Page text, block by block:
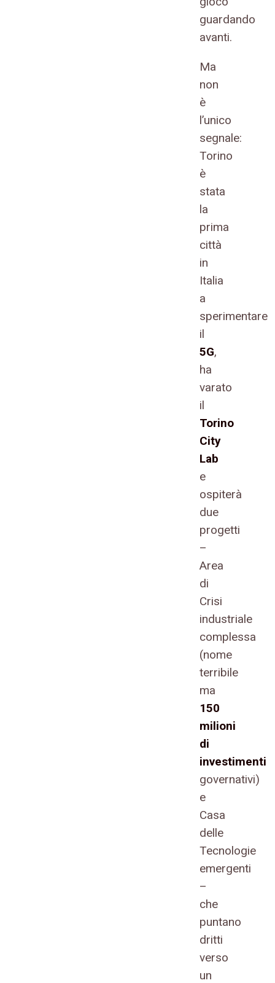
guardando
avanti.
Ma
non
è
l’unico
segnale:
Torino
è
stata
la
prima
città
in
Italia
a
sperimentare
il
5G,
ha
varato
il
Torino
City
Lab
e
ospiterà
due
progetti
–
Area
di
Crisi
industriale
complessa
(nome
terribile
ma
150
milioni
di
investimenti
governativi)
e
Casa
delle
Tecnologie
emergenti
–
che
puntano
dritti
verso
un